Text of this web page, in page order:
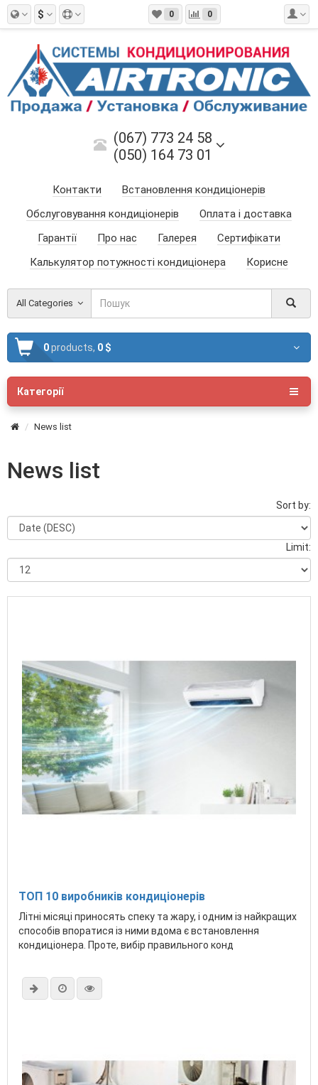
$ 0 0
(067) 773 24 58
(050) 164 73 01
Контакти
Встановлення кондиціонерів
Обслуговування кондиціонерів
Оплата і доставка
Гарантії
Про нас Галерея
Сертифікати
Калькулятор потужності кондиціонера
Корисне
All Categories
0products, 0 $
Категорії
News list
News list
Sort by:
Limit:
ТОП 10 виробників кондиціонерів
Літні місяці приносять спеку та жару, і одним із найкращих
способів впоратися із ними вдома є встановлення
кондиціонера. Проте, вибір правильного конд